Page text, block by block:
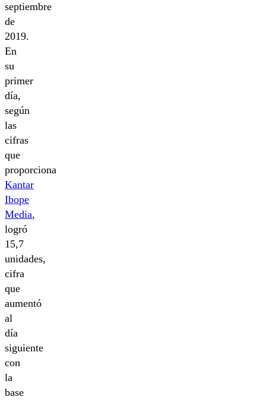
septiembre
de
2019.
En
su
primer
día,
según
las
cifras
que
proporciona
Kantar
Ibope
Media,
logró
15,7
unidades,
cifra
que
aumentó
al
día
siguiente
con
la
base